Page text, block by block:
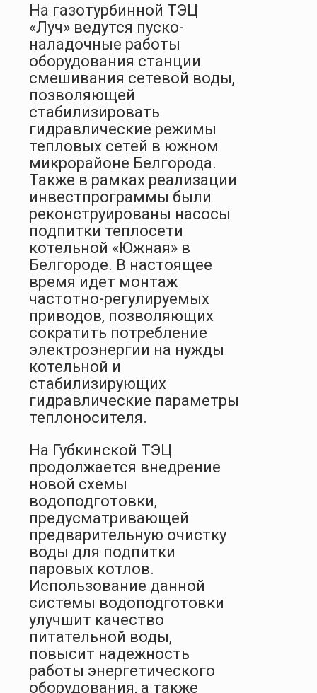
На газотурбинной ТЭЦ
«Луч» ведутся пуско-
наладочные работы
оборудования станции
смешивания сетевой воды,
позволяющей
стабилизировать
гидравлические режимы
тепловых сетей в южном
микрорайоне Белгорода.
Также в рамках реализации
инвестпрограммы были
реконструированы насосы
подпитки теплосети
котельной «Южная» в
Белгороде. В настоящее
время идет монтаж
частотно-регулируемых
приводов, позволяющих
сократить потребление
электроэнергии на нужды
котельной и
стабилизирующих
гидравлические параметры
теплоносителя.
На Губкинской ТЭЦ
продолжается внедрение
новой схемы
водоподготовки,
предусматривающей
предварительную очистку
воды для подпитки
паровых котлов.
Использование данной
системы водоподготовки
улучшит качество
питательной воды,
повысит надежность
работы энергетического
оборудования, а также